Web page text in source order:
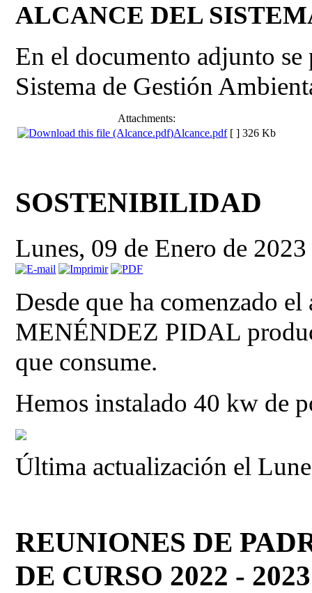
ALCANCE DEL
En el documento adjunto
Sistema de Gestión
Attachments:
Alcance.pdf [ ] 326 Kb
SOSTENIBILIDAD
Lunes, 09 de Enero de
Desde que ha comenzado
MENÉNDEZ PIDAL
que consume.
Hemos instalado 40 kw de
Última actualización el
REUNIONES DE
DE CURSO 2022 - 2023